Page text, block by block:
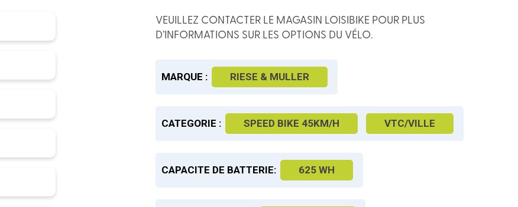
VEUILLEZ CONTACTER LE MAGASIN LOISIBIKE POUR PLUS
D’INFORMATIONS SUR LES OPTIONS DU VÉLO.
MARQUE : RIESE & MULLER
CATEGORIE : SPEED BIKE 45KM/H VTC/VILLE
CAPACITE DE BATTERIE: 625 WH